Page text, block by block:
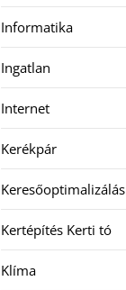
Informatika
Ingatlan
Internet
Kerékpár
Keresőoptimalizálás
Kertépítés Kerti tó
Klíma